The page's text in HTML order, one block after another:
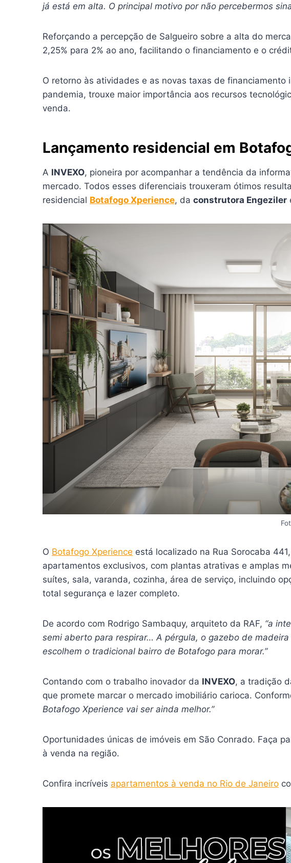
já está em alta. O principal motivo por não percebermos
Reforçando a percepção de Salgueiro sobre a alta do
2,25% para 2% ao ano, facilitando o financiamento e o
O retorno às atividades e as novas taxas de
pandemia, trouxe maior importância aos recursos
venda.
Lançamento residencial em
A INVEXO, pioneira por acompanhar a tendência da
mercado. Todos esses diferenciais trouxeram ótimos
residencial Botafogo Xperience, da construtora Engeziler
O Botafogo Xperience está localizado na Rua Sorocaba
apartamentos exclusivos, com plantas atrativas e amplas
suítes, sala, varanda, cozinha, área de serviço, incluindo
total segurança e lazer completo.
De acordo com Rodrigo Sambaquy, arquiteto da RAF, “a
semi aberto para respirar… A pérgula, o gazebo de
escolhem o tradicional bairro de Botafogo para morar.”
Contando com o trabalho inovador da INVEXO, a tradição
que promete marcar o mercado imobiliário carioca.
Botafogo Xperience vai ser ainda melhor.”
Oportunidades únicas de imóveis em São Conrado. Faça
à venda na região.
Confira incríveis apartamentos à venda no Rio de Janeiro